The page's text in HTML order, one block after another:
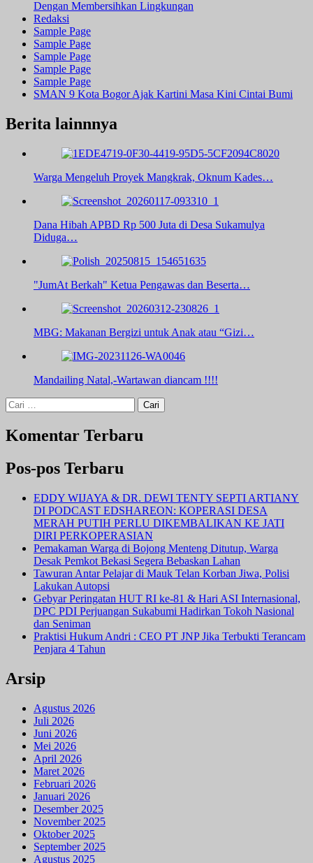
Dengan Membersihkan Lingkungan
Redaksi
Sample Page
Sample Page
Sample Page
Sample Page
Sample Page
SMAN 9 Kota Bogor Ajak Kartini Masa Kini Cintai Bumi
Berita lainnnya
Warga Mengeluh Proyek Mangkrak, Oknum Kades…
Dana Hibah APBD Rp 500 Juta di Desa Sukamulya
Diduga…
"JumAt Berkah" Ketua Pengawas dan Beserta…
MBG: Makanan Bergizi untuk Anak atau “Gizi…
Mandailing Natal,-Wartawan diancam !!!!
Cari
untuk:
Komentar Terbaru
Pos-pos Terbaru
EDDY WIJAYA & DR. DEWI TENTY SEPTI ARTIANY
DI PODCAST EDSHAREON: KOPERASI DESA
MERAH PUTIH PERLU DIKEMBALIKAN KE JATI
DIRI PERKOPERASIAN
Pemakaman Warga di Bojong Menteng Ditutup, Warga
Desak Pemkot Bekasi Segera Bebaskan Lahan
Tawuran Antar Pelajar di Mauk Telan Korban Jiwa, Polisi
Lakukan Autopsi
Gebyar Peringatan HUT RI ke-81 & Hari ASI Internasional,
DPC PDI Perjuangan Sukabumi Hadirkan Tokoh Nasional
dan Seniman
Praktisi Hukum Andri : CEO PT JNP Jika Terbukti Terancam
Penjara 4 Tahun
Arsip
Agustus 2026
Juli 2026
Juni 2026
Mei 2026
April 2026
Maret 2026
Februari 2026
Januari 2026
Desember 2025
November 2025
Oktober 2025
September 2025
Agustus 2025